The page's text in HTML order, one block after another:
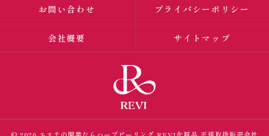
お問い合わせ プライバシーポリシー
会社概要 サイトマップ
© 2026 エステの開業ならハーブピーリング REVI化粧品 正規取扱販売会社